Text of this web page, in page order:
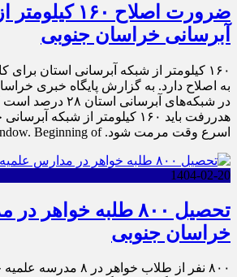
ضرورت اصلاح ۱۶۰
آبرسانی خراسان جنوبی
۱۶۰ کیلومتر از شبکه آبرسانی استان
به اصلاح دارد. به گزارش پایگاه خبری
در شبکه‌های آبرسانی
هدررفت باید ۱۶۰ کیلومتر از شبکه
اسرع وقت مرمت شود. This is a modal window. Beginning of […]
1404-02-20
تحصیل ۸۰۰ طلبه
خراسان جنوبی
۸۰۰ نفر از طلاب خواهر